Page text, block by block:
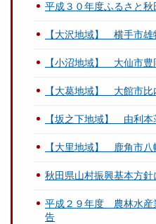
平成３０年度ふるさと
【大沢地域】 横手市
【小沼地域】 大仙市
【大葛地域】 大館市
【坂之下地域】 由利
【大里地域】 鹿角市
秋田県山村振興基本方針
平成２９年度 農林水産
告